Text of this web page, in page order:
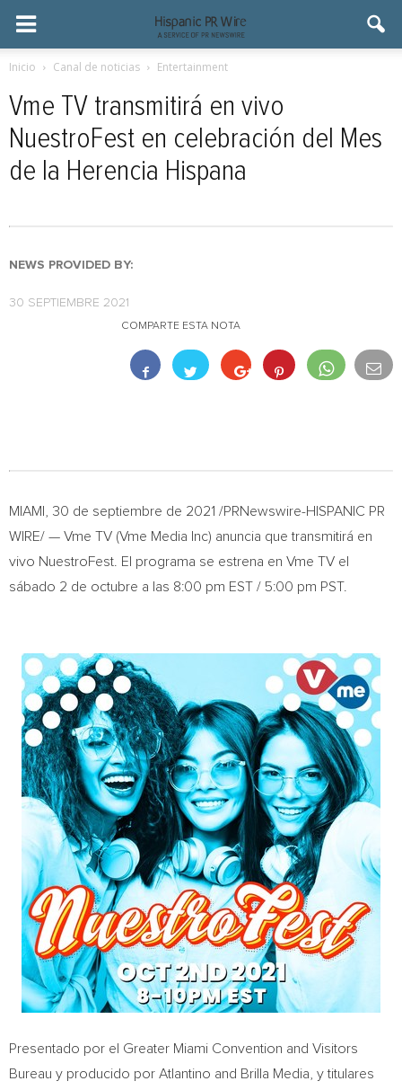
Inicio Canal de noticias Entertainment
Vme TV transmitirá en vivo
NuestroFest en celebración del Mes
de la Herencia Hispana
NEWS PROVIDED BY:
30 SEPTIEMBRE 2021
COMPARTE ESTA NOTA
MIAMI
, 30 de septiembre de 2021 /PRNewswire-HISPANIC PR
WIRE/ — Vme TV (Vme Media Inc) anuncia que transmitirá en
vivo NuestroFest. El programa se estrena en Vme TV el
sábado 2 de octubre a las 8:00 pm EST / 5:00 pm PST.
Presentado por el Greater Miami Convention and Visitors
Bureau y producido por Atlantino and Brilla Media, y titulares